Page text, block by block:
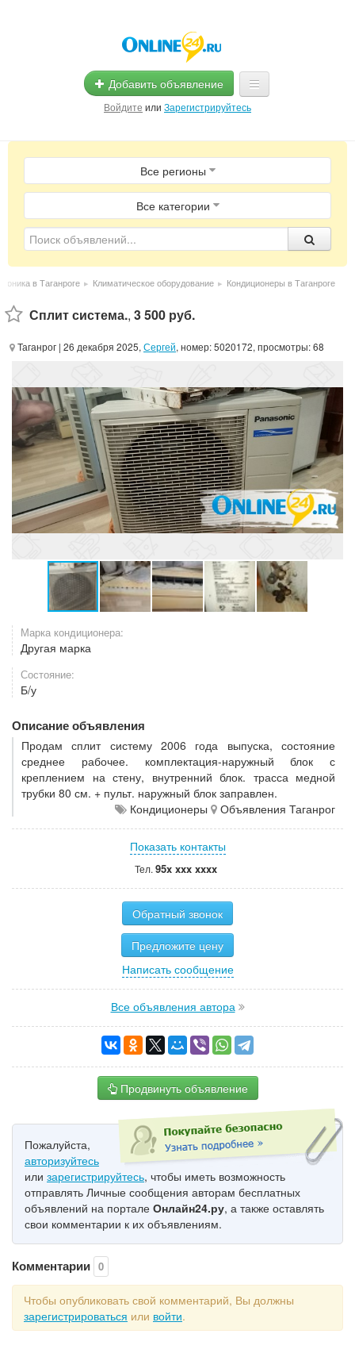
Добавить объявление
Войдите или Зарегистрируйтесь
Главная
Помощь
Услуги
Магазины
Все регионы
Все категории
в Таганроге ▸ Климатическое оборудование ▸ Кондиционеры в Таганроге
Сплит система., 3 500 руб.
Таганрог | 26 декабря 2025, Сергей, номер: 5020172, просмотры: 68
Марка кондиционера:
Другая марка
Состояние:
Б/у
Описание объявления
Продам сплит систему 2006 года выпуска, состояние
среднее рабочее. комплектация-наружный блок с
креплением на стену, внутренний блок. трасса медной
трубки 80 см. + пульт. наружный блок заправлен.
Кондиционеры
Объявления Таганрог
Показать контакты
Тел. 95x xxx xxxx
Обратный звонок
Предложите цену
Написать сообщение
Все объявления автора
Продвинуть объявление
Пожалуйста,
авторизуйтесь
или зарегистрируйтесь, чтобы иметь возможность
отправлять Личные сообщения авторам бесплатных
объявлений на портале Онлайн24.ру, а также оставлять
свои комментарии к их объявлениям.
Комментарии 0
Чтобы опубликовать свой комментарий, Вы должны
зарегистрироваться или войти.